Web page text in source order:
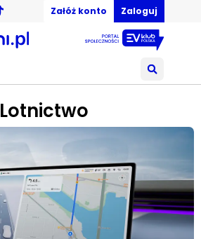
Załóż konto Zaloguj
Lotnictwo